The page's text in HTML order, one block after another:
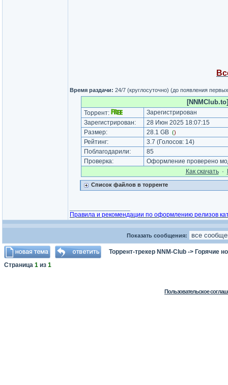
Время раздачи: 24/7 (круглосуточно) (до появления
Торрент:
Зарегистрирован
Зарегистрирован:
28 Июн 2025 18:07:15
Размер:
28.1 GB ()
Рейтинг: 3.7 (Голосов: 14)
Поблагодарили:
85
Проверка:
Оформление проверено
Как cкачать·
Список файлов в торренте
Правила и рекомендации по оформлению релизов
Показать сообщения:
Торрент-трекер NNM-Club -> Горячие
Страница 1 из 1
Пользовательское